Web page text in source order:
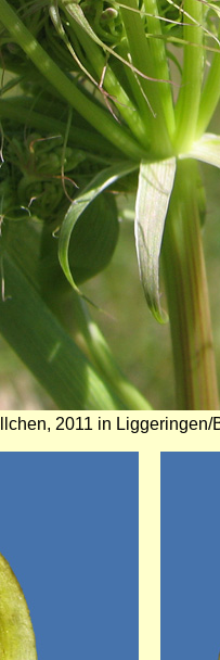
2011 in Liggeringen/